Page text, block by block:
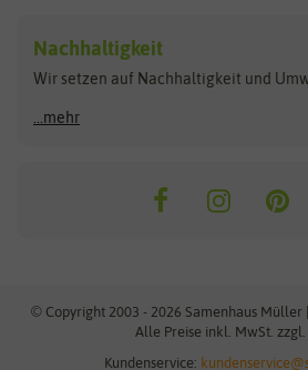
Heizmatte & Heizkabel
Kokos-Quelltabletten
Zimmergewächshaus
Maissamen
Carl Pabst
Florissa
Flortis
Franchi Sementi
Nachhaltigkeit
Wir setzen auf Nachhaltigkeit und
...mehr
© Copyright 2003 - 2026 Samenhaus Müller
Alle Preise inkl. MwSt. zzgl.
Kundenservice: